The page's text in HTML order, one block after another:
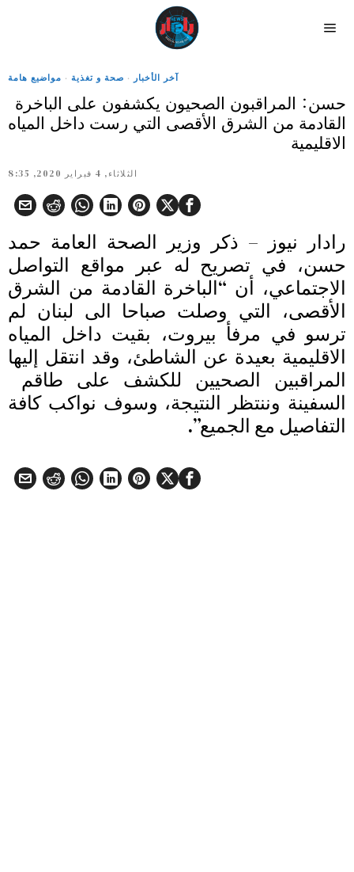
آخر الأخبار · صحة و تغذية · مواضيع هامة
حسن: المراقبون الصحيون يكشفون على الباخرة
القادمة من الشرق الأقصى التي رست داخل المياه
الاقليمية​​​​​​​
الثلاثاء, 4 فبراير 2020, 8:35
رادار نيوز – ذكر وزير ​الصحة العامة​ ​​حمد
حسن​،​ في تصريح له عبر ​مواقع التواصل
الاجتماعي​، أن “الباخرة القادمة من ​الشرق
الأقصى،​ التي وصلت صباحا الى ​لبنان​ لم
ترسو في ​مرفأ بيروت​، بقيت داخل ​المياه​
الاقليمية بعيدة عن الشاطئ، وقد انتقل إليها
المراقبين الصحيين للكشف على طاقم ​
السفينة​ وننتظر النتيجة، وسوف نواكب كافة
التفاصيل مع الجميع”.